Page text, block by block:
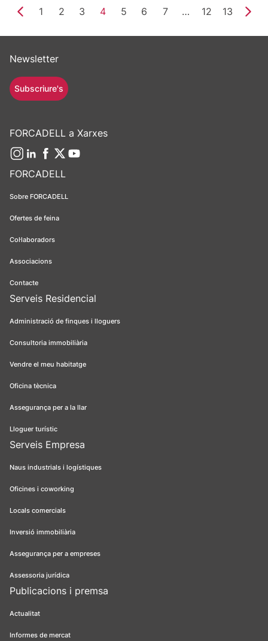
1 2 3 4 5 6 7 … 12 13
FORCADELL
Sobre FORCADELL
Ofertes de feina
Col·laboradors
Associacions
Contacte
Serveis Residencial
Administració de finques i lloguers
Consultoria immobiliària
Vendre el meu habitatge
Oficina tècnica
Assegurança per a la llar
Lloguer turístic
Serveis Empresa
Naus industrials i logístiques
Oficines i coworking
Locals comercials
Inversió immobiliària
Assegurança per a empreses
Assessoria jurídica
Publicacions i premsa
Actualitat
Informes de mercat
Newsletter
Subscriure's
FORCADELL a Xarxes